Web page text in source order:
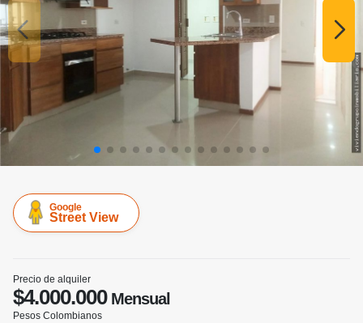
Google
Street View
Precio de alquiler
$4.000.000Mensual
Pesos Colombianos